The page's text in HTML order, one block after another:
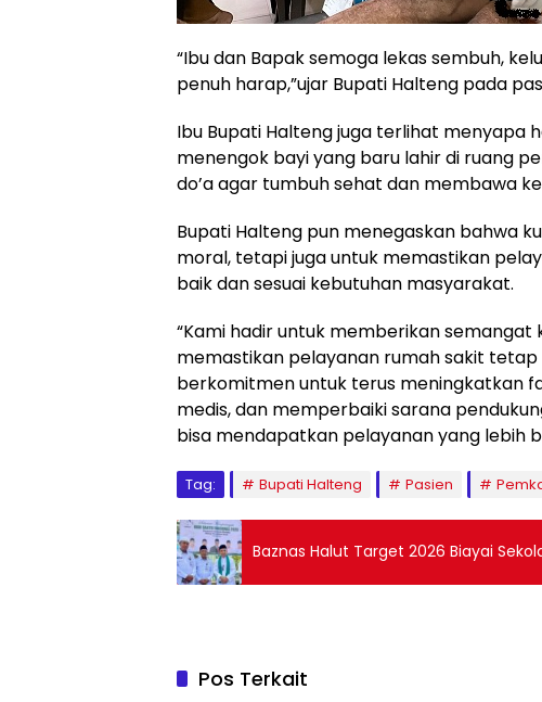
“Ibu dan Bapak semoga lekas sembuh,
penuh harap,”ujar Bupati Halteng pada
Ibu Bupati Halteng juga terlihat menyapa
menengok bayi yang baru lahir di ruang
do’a agar tumbuh sehat dan membawa
Bupati Halteng pun menegaskan bahwa
moral, tetapi juga untuk memastikan
baik dan sesuai kebutuhan masyarakat.
“Kami hadir untuk memberikan semangat
memastikan pelayanan rumah sakit
berkomitmen untuk terus meningkatkan
medis, dan memperbaiki sarana
bisa mendapatkan pelayanan yang lebih
Tag: Bupati Halteng Pasien
Baznas Halut Target 2026 Biayai
Pos Terkait